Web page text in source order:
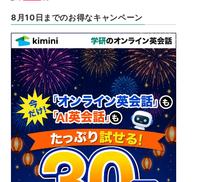
8月10日までのお得なキャンペーン